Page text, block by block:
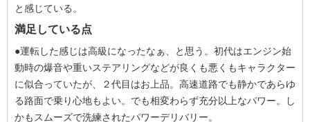
と感じている。
満足している点
●運転した感じは高級になったなぁ、と思う。初代はエンジン始
動時の爆音や重いステアリングなどが良くも悪くもキャラクター
に似合っていたが、２代目はお上品。高速道路でも静かであらゆ
る路面で乗り心地もよい。でも相変わらず充分以上なパワー。し
かもスムーズで洗練されたパワーデリバリー。